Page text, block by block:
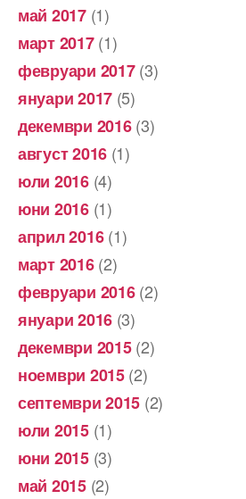
май 2017(1)
март 2017(1)
февруари 2017(3)
януари 2017 (5)
декември 2016(3)
август 2016 (1)
юли 2016(4)
юни 2016(1)
април 2016(1)
март 2016(2)
февруари 2016(2)
януари 2016 (3)
декември 2015(2)
ноември 2015(2)
септември 2015 (2)
юли 2015(1)
юни 2015(3)
май 2015(2)